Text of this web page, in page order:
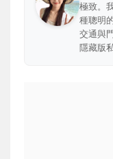
極致。
種聰明
交通與
隱藏版